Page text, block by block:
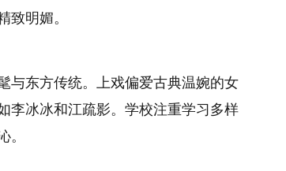
致明媚。
与东方传统。上戏偏爱古典温婉的女
李冰冰和江疏影。学校注重学习多样
。